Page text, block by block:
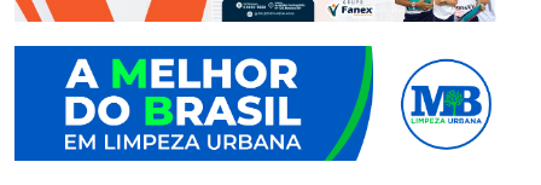
SOCIAL
ADMINISTRAÇÃO
AGOSTO